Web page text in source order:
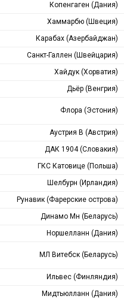
Копенгаген (Дания)
Хаммарбю (Швеция)
Карабах (Азербайджан)
Санкт-Галлен (Швейцария)
Хайдук (Хорватия)
Дьёр (Венгрия)
Флора (Эстония)
Аустрия В (Австрия)
ДАК 1904 (Словакия)
ГКС Катовице (Польша)
Шелбурн (Ирландия)
Рунавик (Фарерские острова)
Динамо Мн (Беларусь)
Норшелланн (Дания)
МЛ Витебск (Беларусь)
Ильвес (Финляндия)
Мидтьюлланн (Дания)